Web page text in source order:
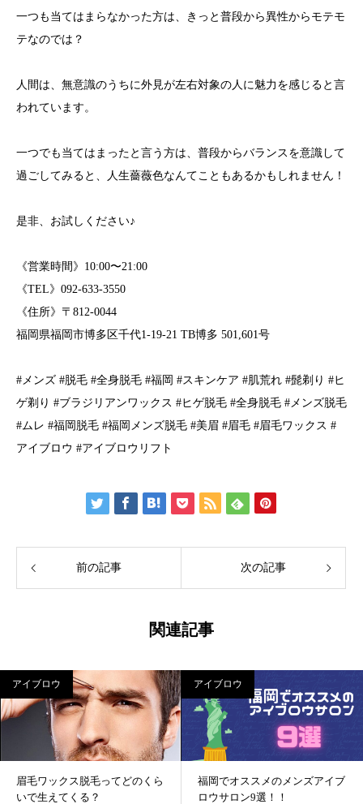
一つも当てはまらなかった方は、きっと普段から異性からモテモ
テなのでは？
人間は、無意識のうちに外見が左右対象の人に魅力を感じると言
われています。
一つでも当てはまったと言う方は、普段からバランスを意識して
過ごしてみると、人生薔薇色なんてこともあるかもしれません！
是非、お試しください♪
《営業時間》10:00〜21:00
《TEL》092-633-3550
《住所》〒812-0044
福岡県福岡市博多区千代1-19-21 TB博多 501,601号
#メンズ #脱毛 #全身脱毛 #福岡 #スキンケア #肌荒れ #髭剃り #ヒ
ゲ剃り #ブラジリアンワックス #ヒゲ脱毛 #全身脱毛 #メンズ脱毛
#ムレ #福岡脱毛 #福岡メンズ脱毛 #美眉 #眉毛 #眉毛ワックス #
アイブロウ #アイブロウリフト
前の記事 次の記事
関連記事
アイブロウ
眉毛ワックス脱毛ってどのくら
いで生えてくる？
アイブロウ
福岡でオススメのメンズアイブ
ロウサロン9選！！